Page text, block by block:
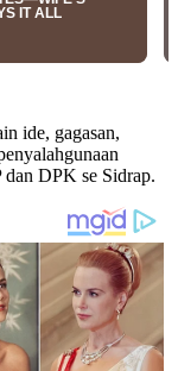
ide, gagasan,
DPK se Sidrap.